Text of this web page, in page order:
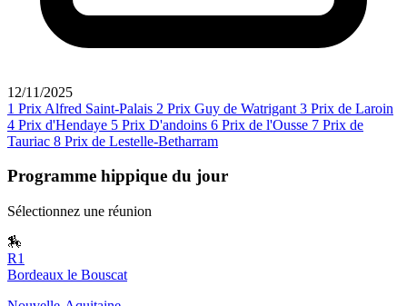
12/11/2025
1 Prix Alfred Saint-Palais 2 Prix Guy de Watrigant 3 Prix de Laroin
4 Prix d'Hendaye 5 Prix D'andoins 6 Prix de l'Ousse 7 Prix de
Tauriac 8 Prix de Lestelle-Betharram
Programme hippique du jour
Sélectionnez une réunion
🏇
R1
Bordeaux le Bouscat